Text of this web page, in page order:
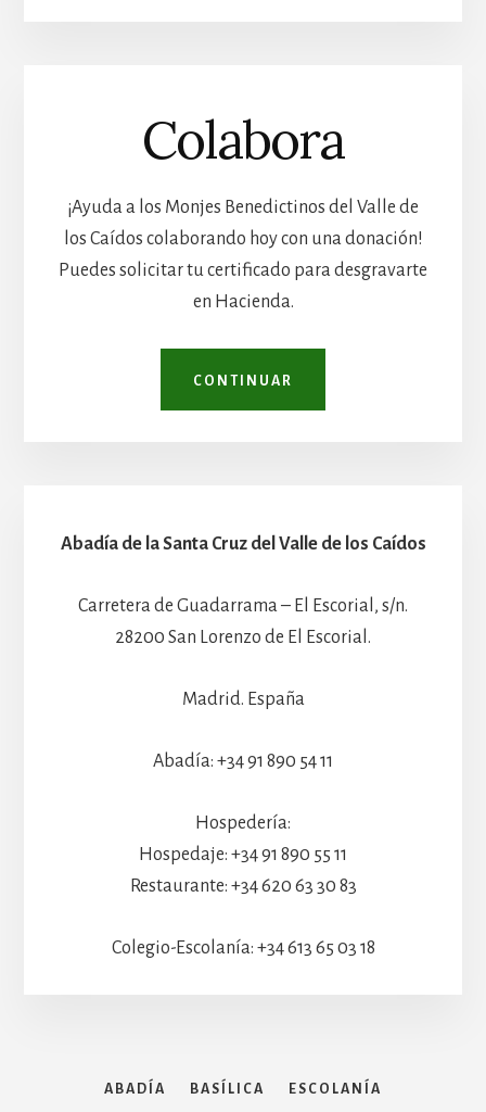
Colabora
¡Ayuda a los Monjes Benedictinos del Valle de
los Caídos colaborando hoy con una donación!
Puedes solicitar tu certificado para desgravarte
en Hacienda.
CONTINUAR
Abadía de la Santa Cruz del Valle de los Caídos
Carretera de Guadarrama – El Escorial, s/n.
28200 San Lorenzo de El Escorial.
Madrid. España
Abadía: +34 91 890 54 11
Hospedería:
Hospedaje: +34 91 890 55 11
Restaurante: +34 620 63 30 83
Colegio-Escolanía: +34 613 65 03 18
ABADÍA BASÍLICA ESCOLANÍA